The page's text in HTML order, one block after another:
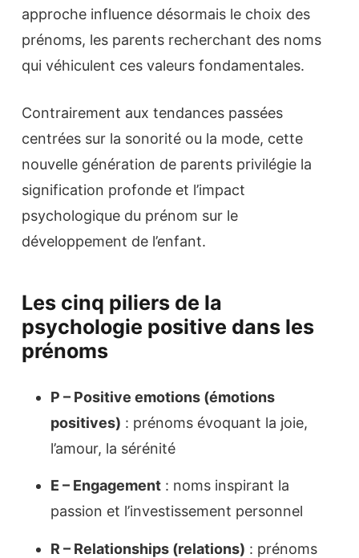
approche influence désormais le choix des
prénoms, les parents recherchant des noms
qui véhiculent ces valeurs fondamentales.
Contrairement aux tendances passées
centrées sur la sonorité ou la mode, cette
nouvelle génération de parents privilégie la
signification profonde et l’impact
psychologique du prénom sur le
développement de l’enfant.
Les cinq piliers de la
psychologie positive dans les
prénoms
P – Positive emotions (émotions
positives) : prénoms évoquant la joie,
l’amour, la sérénité
E – Engagement : noms inspirant la
passion et l’investissement personnel
R – Relationships (relations) : prénoms